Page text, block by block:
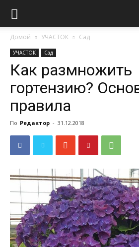
Домой УЧАСТОК Сад
УЧАСТОК Сад
Как размножить
гортензию?
правила
По Редактор - 31.12.2018